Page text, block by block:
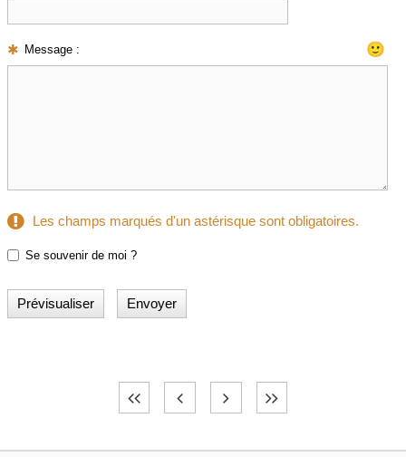
Message : 🙂
Les champs marqués d'un astérisque sont obligatoires.
Se souvenir de moi ?